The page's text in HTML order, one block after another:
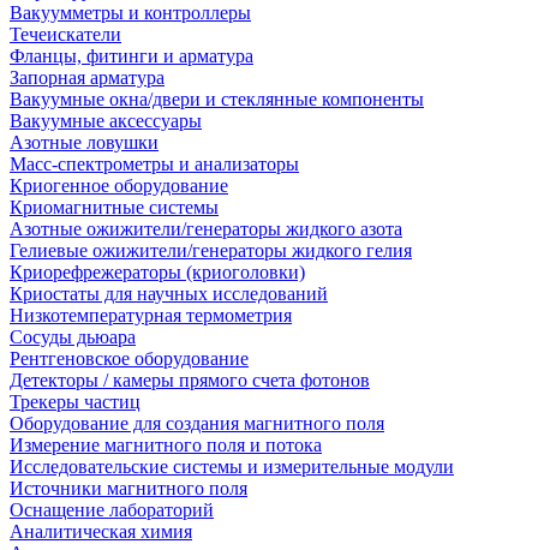
Вакуумметры и контроллеры
Течеискатели
Фланцы, фитинги и арматура
Запорная арматура
Вакуумные окна/двери и стеклянные компоненты
Вакуумные аксессуары
Азотные ловушки
Масс-спектрометры и анализаторы
Криогенное оборудование
Криомагнитные системы
Азотные ожижители/генераторы жидкого азота
Гелиевые ожижители/генераторы жидкого гелия
Криорефрежераторы (криоголовки)
Криостаты для научных исследований
Низкотемпературная термометрия
Сосуды дьюара
Рентгеновское оборудование
Детекторы / камеры прямого счета фотонов
Трекеры частиц
Оборудование для создания магнитного поля
Измерение магнитного поля и потока
Исследовательские системы и измерительные модули
Источники магнитного поля
Оснащение лабораторий
Аналитическая химия